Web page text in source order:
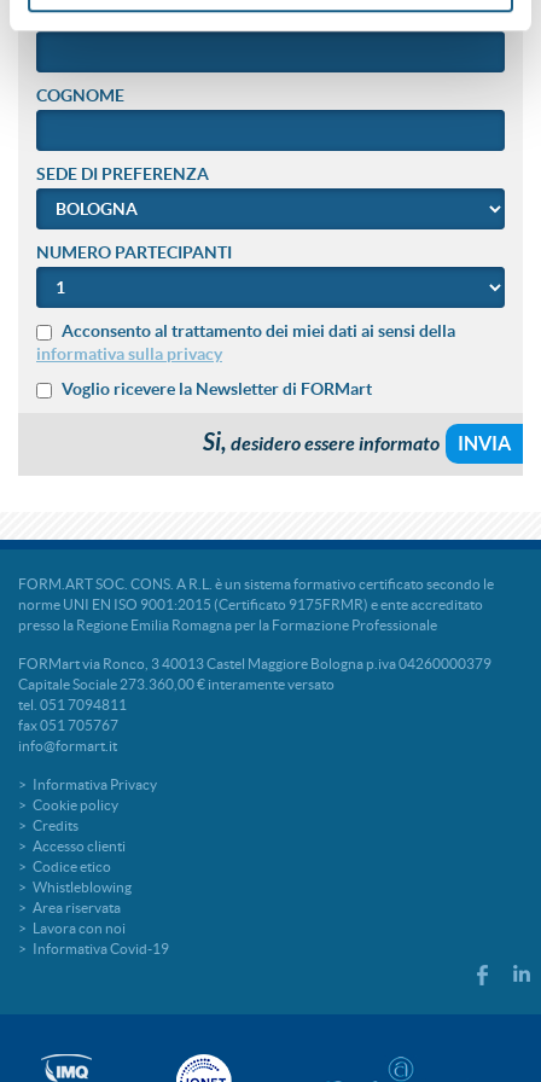
NOME
COGNOME
SEDE DI PREFERENZA
NUMERO PARTECIPANTI
Acconsento al trattamento dei miei dati ai sensi della
informativa sulla privacy
Voglio ricevere la Newsletter di FORMart
Si, desidero essere informato
FORM.ART SOC. CONS. A R.L. è un sistema formativo certificato secondo le
norme UNI EN ISO 9001:2015 (Certificato 9175FRMR) e ente accreditato
presso la Regione Emilia Romagna per la Formazione Professionale
FORMart via Ronco, 3 40013 Castel Maggiore Bologna p.iva 04260000379
Capitale Sociale 273.360,00 € interamente versato
tel. 051 7094811
fax 051 705767
info@formart.it
Informativa Privacy
Cookie policy
Credits
Accesso clienti
Codice etico
Whistleblowing
Area riservata
Lavora con noi
Informativa Covid-19